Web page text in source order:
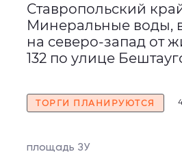
Ставропольский
Минеральные воды,
на северо-запад от
132 по улице
ТОРГИ ПЛАНИРУЮТСЯ
площадь ЗУ